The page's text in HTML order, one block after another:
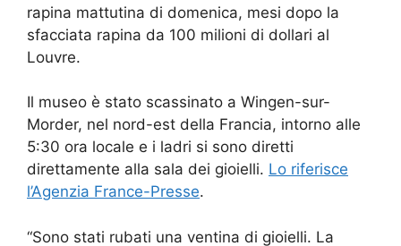
rapina mattutina di domenica, mesi dopo la
sfacciata rapina da 100 milioni di dollari al
Louvre.
Il museo è stato scassinato a Wingen-sur-
Morder, nel nord-est della Francia, intorno alle
5:30 ora locale e i ladri si sono diretti
direttamente alla sala dei gioielli. Lo riferisce
l’Agenzia France-Presse.
“Sono stati rubati una ventina di gioielli. La